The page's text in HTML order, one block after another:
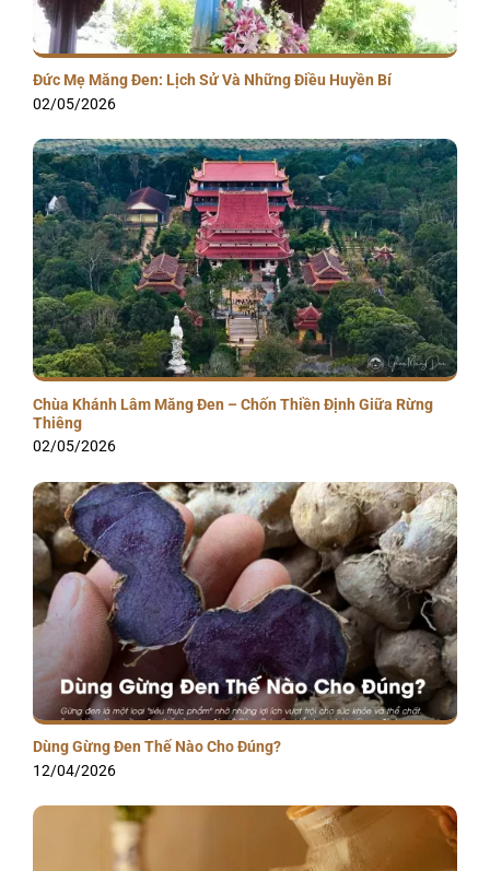
Đức Mẹ Măng Đen: Lịch Sử Và Những Điều Huyền Bí
02/05/2026
Chùa Khánh Lâm Măng Đen – Chốn Thiền Định Giữa Rừng
Thiêng
02/05/2026
Dùng Gừng Đen Thế Nào Cho Đúng?
12/04/2026